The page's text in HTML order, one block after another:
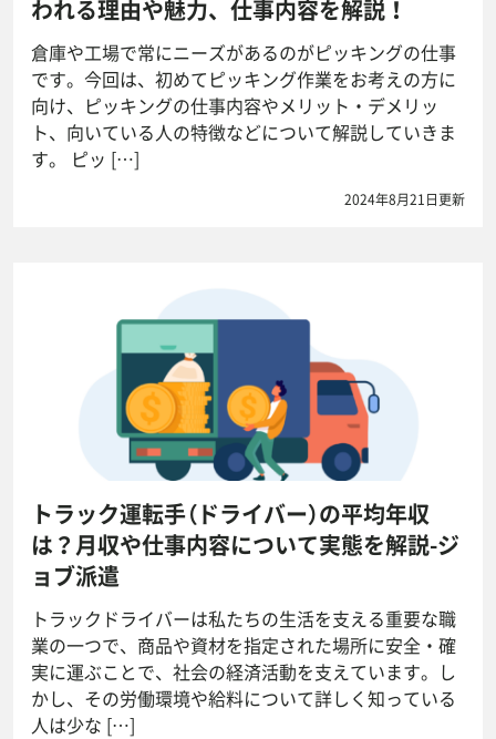
われる理由や魅力、仕事内容を解説！
倉庫や工場で常にニーズがあるのがピッキングの仕事
です。今回は、初めてピッキング作業をお考えの方に
向け、ピッキングの仕事内容やメリット・デメリッ
ト、向いている人の特徴などについて解説していきま
す。 ピッ […]
2024年8月21日更新
トラック運転手（ドライバー）の平均年収
は？月収や仕事内容について実態を解説-ジ
ョブ派遣
トラックドライバーは私たちの生活を支える重要な職
業の一つで、商品や資材を指定された場所に安全・確
実に運ぶことで、社会の経済活動を支えています。し
かし、その労働環境や給料について詳しく知っている
人は少な […]